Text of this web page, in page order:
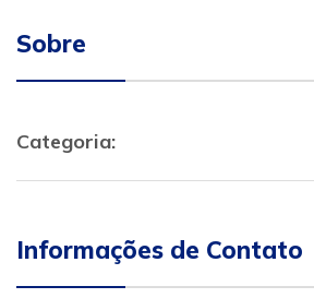
Sobre
Categoria:
Informações de Contato